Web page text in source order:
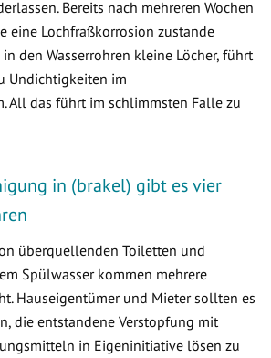
Bereits nach mehreren Wochen
eine Lochfraßkorrosion zustande
den Wasserrohren kleine Löcher, führt
Undichtigkeiten im
All das führt im schlimmsten Falle zu
in (brakel) gibt es vier
überquellenden Toiletten und
Spülwasser kommen mehrere
Hauseigentümer und Mieter sollten es
die entstandene Verstopfung mit
in Eigeninitiative lösen zu